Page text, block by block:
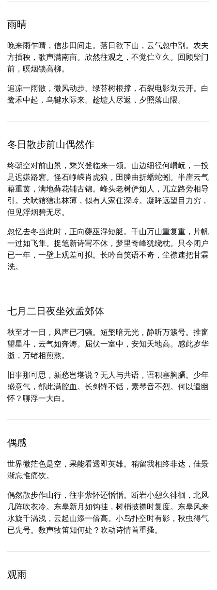
雨晴
晚来雨乍晴，信步田间走。落日欲下山，云气忽中剖。农夫
方插秧，歌声满南亩。欣然往观之，不觉伫立久。回顾柴门
前，暝烟锁高柳。
追凉一雨散，微风动步。绿苔树根撑，石裂电影划云开。白
鹭禾中起，乌犍水际来。趁墟人尽返，夕照落山隈。
冬日散步前山偶然作
终朝空对前山景，乘兴登临来一领。山边细径何巑岏，一投
足迟嫌路窘。怪石峥嵘肖虎狼，田塍曲折蟠蛇蚓。半崖云气
藉重茵，满地藓花铺古锦。峰头老树俨如人，兀立路旁相导
引。犬吠狺狺出林薄，似有人家住深岭。凝眸远望目力穷，
但见浮烟碧无尽。
忽忆去冬当此时，正向夔巫浮短艇。千山万山重复重，片帆
一过如飞隼。捉笔新诗写不休，梦里奇峰犹绕枕。只今闭户
已一年，一壁上观差可拟。长吟自笑语不奇，尘襟速把甘霖
洗。
七月二日夜坐效孟郊体
秋至才一日，风声已刁骚。短檠暗无光，静听万籁号。推窗
望星斗，云气如奔涛。屈伏一室中，安知天地高。感此岁华
逝，万绪相煎熬。
旧事那可思，新愁岂堪说？无人与共语，语积塞胸膈。少年
盛意气，郁此满腔血。长剑锋不铦，素琴音不烈。何以遣幽
怀？聊浮一大白。
偶感
世界微茫色是空，果能看透即英雄。稍留我相终非达，佳景
渐忘惟痛饮。
偶然散步作山行，往事萦怀还惛惛。断岩小憩久徘徊，北风
几阵吹衣冷。东皋新月如钩挂，树梢披襟时复度。东皋风来
水旋千涡浅，云起山添一倍高。小鸟扑空时有影，秋虫得气
已先号。数声牧笛知何处？吹动诗情首重搔。
观雨